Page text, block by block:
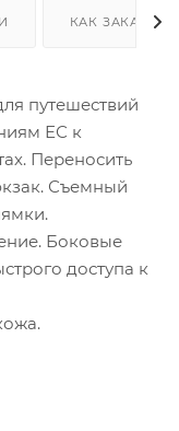
КАК ЗАКАЗАТЬ
путешествий
ЕС к
Переносить
Съемный
Боковые
доступа к